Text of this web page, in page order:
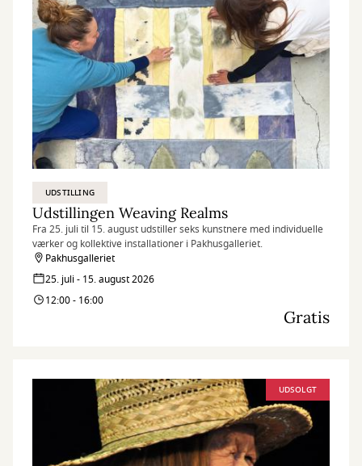
UDSTILLING
Udstillingen Weaving Realms
Fra 25. juli til 15. august udstiller seks kunstnere med individuelle
værker og kollektive installationer i Pakhusgalleriet.
Pakhusgalleriet
25. juli - 15. august 2026
12:00 - 16:00
Gratis
UDSOLGT